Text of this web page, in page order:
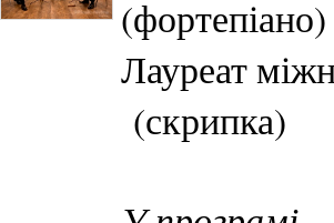
(фортепіано)
Лауреат
(скрипка)